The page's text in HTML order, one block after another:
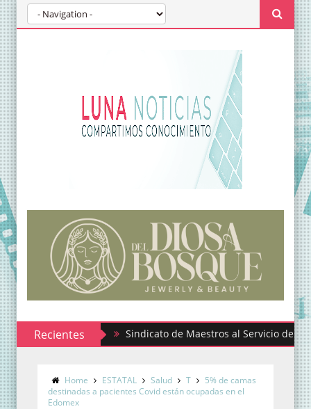
RecientesSindicato de Maestros al Servicio del Estado
Home ESTATAL Salud T
5% de camas
destinadas a pacientes Covid están ocupadas en el
Edomex